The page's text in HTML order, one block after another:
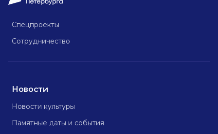
Спецпроекты
Сотрудничество
Новости
Новости культуры
Памятные даты и события